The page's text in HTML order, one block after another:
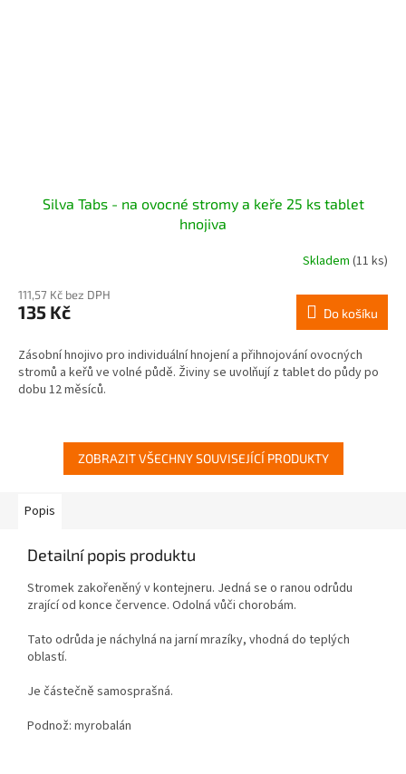
Silva Tabs - na ovocné stromy a keře 25 ks tablet
hnojiva
Skladem (11 ks)
111,57 Kč bez DPH
135 Kč Do košíku
Zásobní hnojivo pro individuální hnojení a přihnojování ovocných
stromů a keřů ve volné půdě. Živiny se uvolňují z tablet do půdy po
dobu 12 měsíců.
ZOBRAZIT VŠECHNY SOUVISEJÍCÍ PRODUKTY
Popis
Detailní popis produktu
Stromek zakořeněný v kontejneru. Jedná se o ranou odrůdu
zrající od konce července. Odolná vůči chorobám.
Tato odrůda je náchylná na jarní mrazíky, vhodná do teplých
oblastí.
Je částečně samosprašná.
Podnož: myrobalán